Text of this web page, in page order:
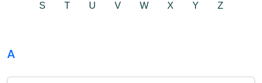
S T U V W X Y Z
A